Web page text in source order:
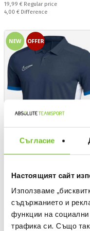
Съгласие
Настоящият сайт
Използваме
съдържанието и
функции на
трафика си. Също
Regular price:
19,99 € Regular price
Спестявате:
4,00 € Difference
NEW OFFER
NIKE TEAMWEAR
POLO
Текуща цена:
34,39 €/67,26 BGN
Regular price:
42,99 €Regular price
Спестявате:
8,60 €Difference